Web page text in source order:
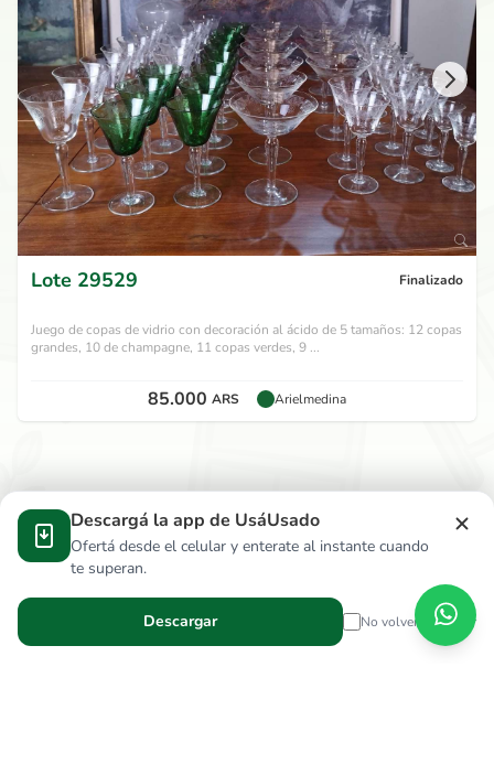
Lote 29529 Finalizado
Juego de copas de vidrio con decoración al ácido de 5 tamaños: 12 copas
grandes, 10 de champagne, 11 copas verdes, 9 ...
85.000 ARS Arielmedina
Descargá la app de UsáUsado
Ofertá desde el celular y enterate al instante cuando
te superan.
Descargar No volver a mostrar